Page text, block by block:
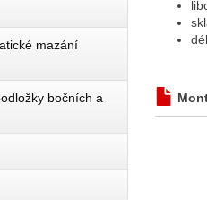
mazání
bočních a